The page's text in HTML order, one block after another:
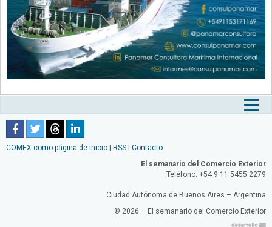
COMEX como página de inicio RSS
Contacto
El semanario del Comercio Exterior
Teléfono: +54 9 11 5455 2279
Ciudad Autónoma de Buenos Aires – Argentina
© 2026 – El semanario del Comercio Exterior